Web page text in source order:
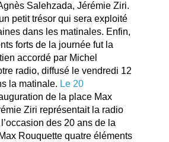
Salehzada, Jérémie Ziri.
petit trésor qui sera exploité
dans les matinales. Enfin,
forts de la journée fut la
accordé par Michel
radio, diffusé le vendredi 12
la matinale. Le 20
de la place Max
Ziri représentait la radio
des 20 ans de la
Rouquette quatre éléments